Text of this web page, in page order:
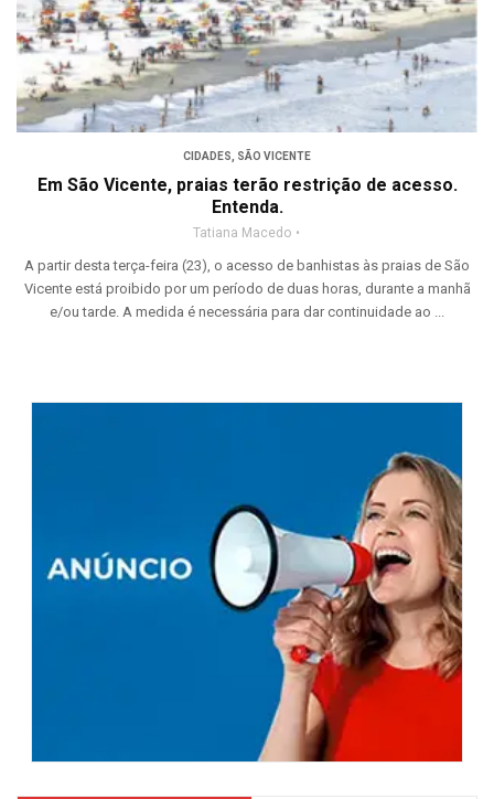
CIDADES SÃO VICENTE
Em São Vicente, praias terão restrição de acesso.
Entenda.
Tatiana Macedo
A partir desta terça-feira (23), o acesso de banhistas às praias de São
Vicente está proibido por um período de duas horas, durante a manhã
e/ou tarde. A medida é necessária para dar continuidade ao ...